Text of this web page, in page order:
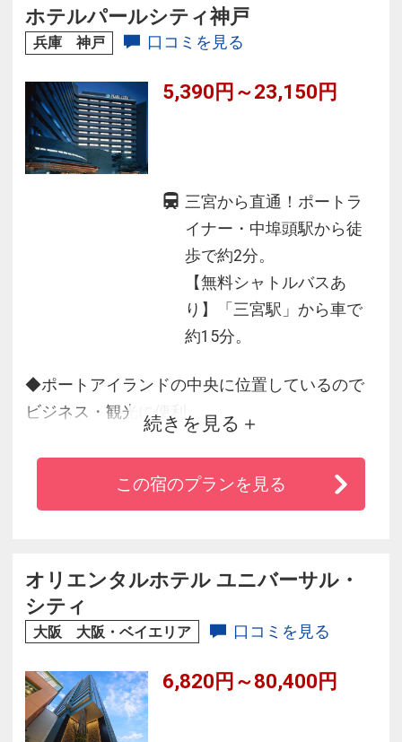
ホテルパールシティ神戸
兵庫 神戸 口コミを見る
5,390円～23,150円
三宮から直通！ポートラ
イナー・中埠頭駅から徒
歩で約2分。
【無料シャトルバスあ
り】「三宮駅」から車で
約15分。
◆ポートアイランドの中央に位置しているので
ビジネス・観光に便利
◆シングルルームでも17～18平米とゆったりし
た客室
◆朝食は日替わりの和洋さまざまなお料理と地
スパ」で癒しのひと時を
◆全館、無料Wi-Fi（無線LAN）完備
続きを見る
この宿のプランを見る
オリエンタルホテル ユニバーサル・
シティ
大阪 大阪・ベイエリア 口コミを見る
6,820円～80,400円